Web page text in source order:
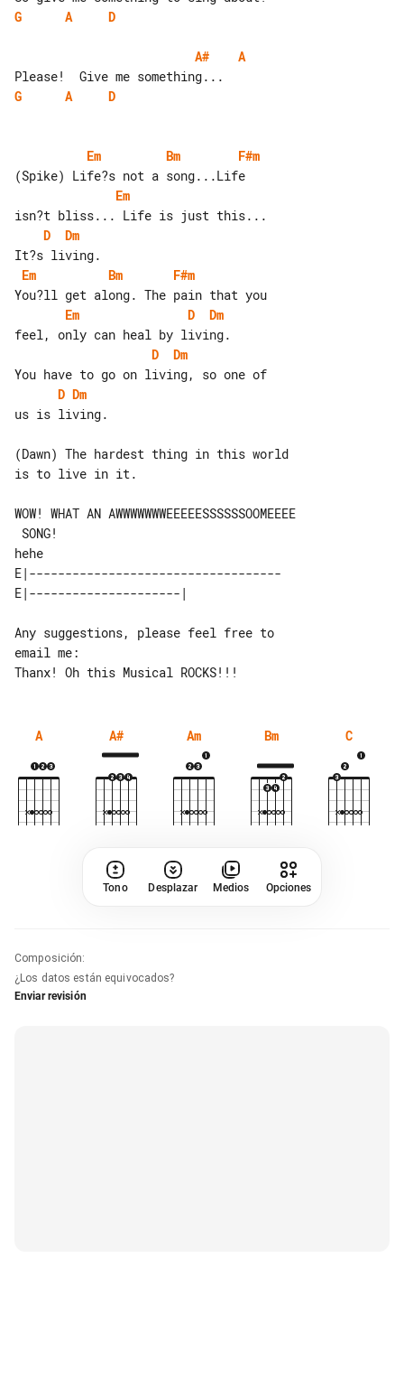
G
A D
A#
A
G
A D
Em Bm
F#m
Em
D
Dm
Em
Bm
F#m
Em
D
Dm
D
Dm
D Dm
us is living.
(Dawn) The hardest thing in this world
is to live in it.
WOW! WHAT AN AWWWWWWWEEEEESSSSSSOOMEEEE
E|-----------------------------------
Any suggestions, please feel free to
email me:
A A# Am Bm C
Tono Desplazar Medios Opciones
Composición:
¿Los datos están equivocados?
Enviar revisión